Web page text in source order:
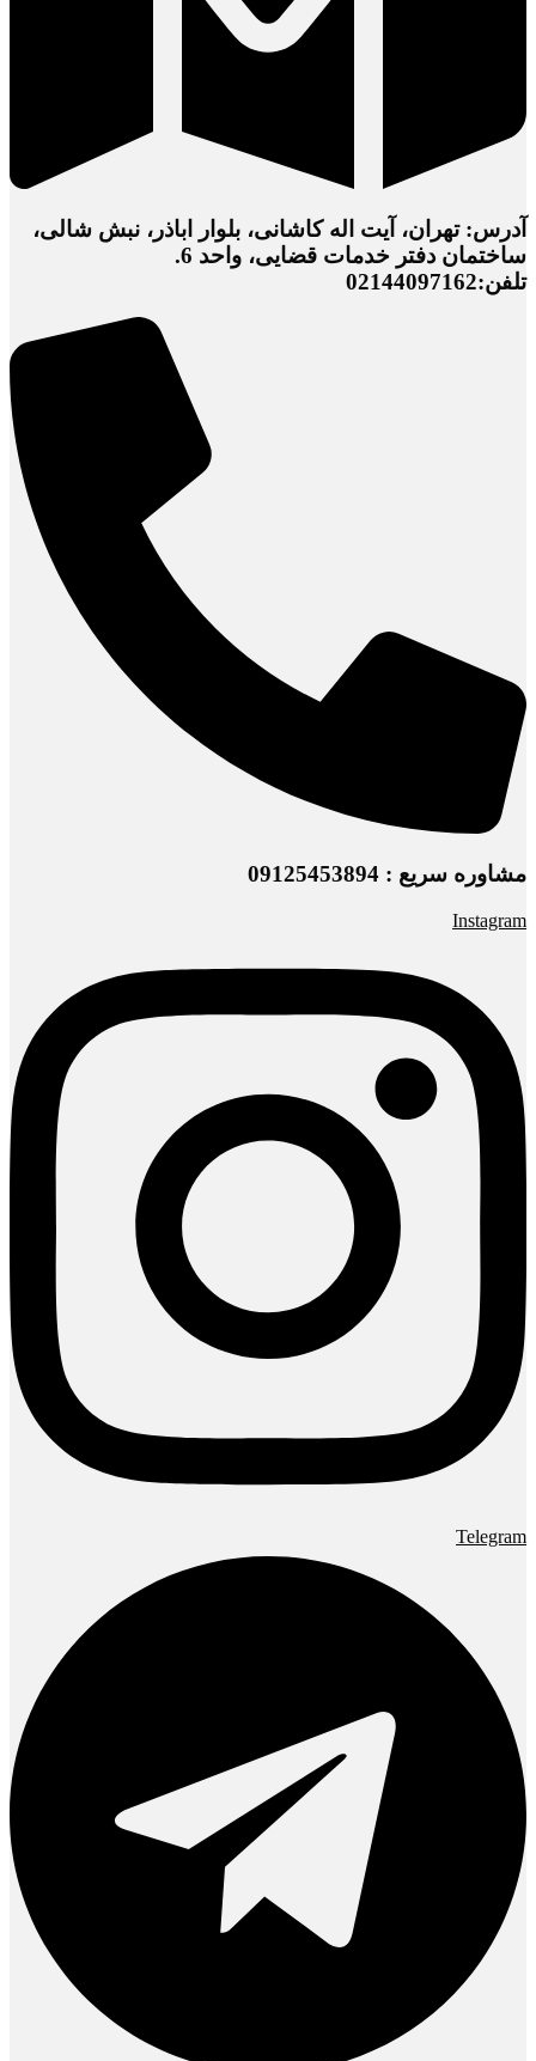
آدرس: تهران، آیت اله کاشانی، بلوار اباذر، نبش شالی،
ساختمان دفتر خدمات قضایی، واحد 6.
تلفن:02144097162
مشاوره سریع : 09125453894
Instagram
Telegram